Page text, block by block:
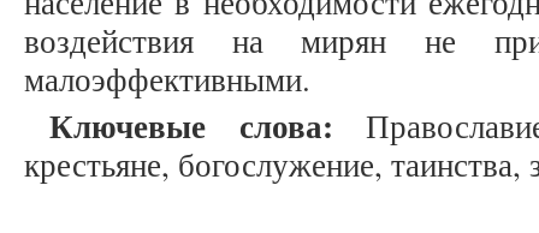
воздействия на мирян не
малоэффективными.
Ключевые слова:
крестьяне, богослужение, таинства,